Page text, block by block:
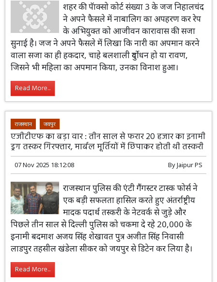
शहर की पॅाक्सो कोर्ट संख्या 3 के जज निहालचंद
ने अपने फैसले में नाबालिग का अपहरण कर रेप
के अभियुक्त को आजीवन कारावास की सजा
सुनाई है। जज ने अपने फैसले में लिखा कि नारी का अपमान करने
वाला सजा का ही हकदार, चाहे बलशाली दुर्योधन हो या रावण,
जिसने भी महिला का अपमान किया, उनका विनाश हुआ।
Read More...
राजस्थान जयपुर
एजीटीएफ का बड़ा वार : तीन साल से फरार 20 हजार का इनामी
ड्रग तस्कर गिरफ्तार, मार्बल मूर्तियों में छिपाकर होती थी तस्करी
07 Nov 2025 18:12:08 ByJaipur PS
राजस्थान पुलिस की एंटी गैंगस्टर टास्क फोर्स ने
एक बड़ी सफलता हासिल करते हुए अंतर्राष्ट्रीय
मादक पदार्थ तस्करी के नेटवर्क से जुड़े और
पिछले तीन साल से दिल्ली पुलिस को चकमा दे रहे 20,000 के
इनामी बदमाश अजय सिंह शेखावत पुत्र अजीत सिंह निवासी
लाडपुर तहसील खंडेला सीकर को जयपुर से डिटेन कर लिया है।
Read More...